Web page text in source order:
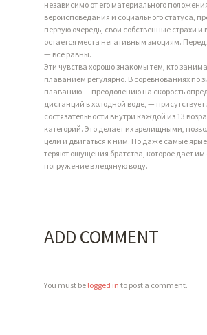
независимо от его материального
вероисповедания и социального статуса,
первую очередь, свои собственные страхи и
остается места негативным эмоциям.
— все равны.
Эти чувства хорошо знакомы тем, кто
плаванием регулярно. В соревнованиях по
плаванию — преодолению на скорость
дистанций в холодной воде, — присутствует
состязательности внутри каждой из 13
категорий. Это делает их зрелищными,
цели и двигаться к ним. Но даже самые
теряют ощущения братства, которое дает
погружение в ледяную воду.
ADD COMMENT
You must be logged in to post a comment.